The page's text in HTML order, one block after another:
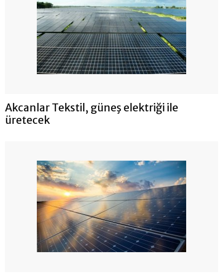
Akcanlar Tekstil, güneş elektriği ile
üretecek